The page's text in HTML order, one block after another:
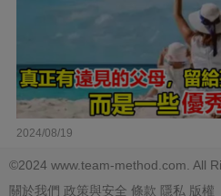
2024/08/19
©2024 www.team-method.com. All
關於我們 政策與安全 條款 隱私 版權